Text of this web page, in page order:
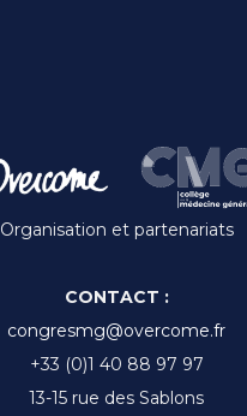
Organisation et partenariats
CONTACT :
congresmg@overcome.fr
+33 (0)1 40 88 97 97
13-15 rue des Sablons